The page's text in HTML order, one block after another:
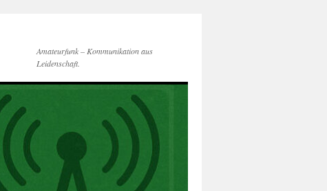
Amateurfunk – Kommunikation aus
Leidenschaft.